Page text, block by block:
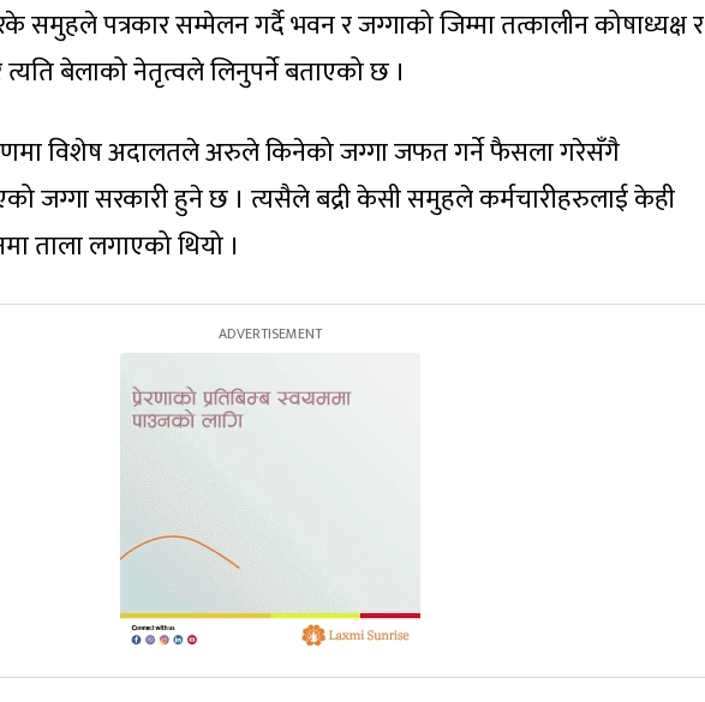
पत्रकार सम्मेलन गर्दै भवन र जग्गाको जिम्मा तत्कालीन कोषाध्यक्ष र
त्यति बेलाको नेतृत्वले लिनुपर्ने बताएको छ ।
विशेष अदालतले अरुले किनेको जग्गा जफत गर्ने फैसला गरेसँगै
जग्गा सरकारी हुने छ । त्यसैले बद्री केसी समुहले कर्मचारीहरुलाई केही
ताला लगाएको थियो ।